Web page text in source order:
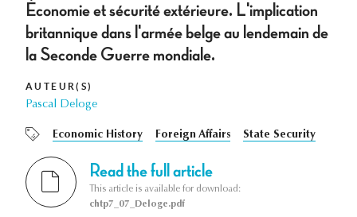
Économie et sécurité extérieure. L'implication
britannique dans l'armée belge au lendemain de
la Seconde Guerre mondiale.
AUTEUR(S)
Pascal Deloge
Economic History Foreign Affairs State Security
Read the full article
This article is available for download:
chtp7_07_Deloge.pdf